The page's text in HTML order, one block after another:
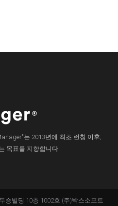
는 2013년에 최초 런칭 이후,
목표를 지향합니다.
승빌딩 10층 1002호 (주)박스소프트